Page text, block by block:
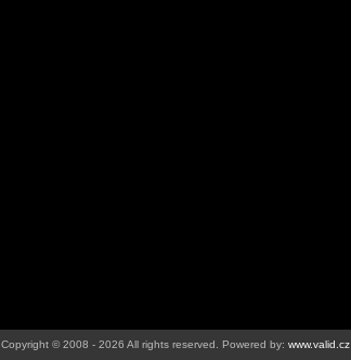
Copyright © 2008 - 2026 All rights reserved. Powered by: www.valid.cz